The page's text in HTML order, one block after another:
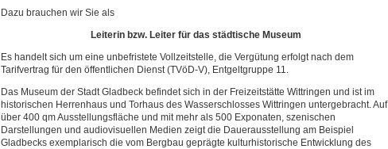
Dazu brauchen wir Sie als
Leiterin bzw. Leiter für das städtische Museum
Es handelt sich um eine unbefristete Vollzeitstelle, die Vergütung erfolgt nach dem
Tarifvertrag für den öffentlichen Dienst (TVöD-V), Entgeltgruppe 11.
Das Museum der Stadt Gladbeck befindet sich in der Freizeitstätte Wittringen und ist im
historischen Herrenhaus und Torhaus des Wasserschlosses Wittringen untergebracht. Auf
über 400 qm Ausstellungsfläche und mit mehr als 500 Exponaten, szenischen
Darstellungen und audiovisuellen Medien zeigt die Dauerausstellung am Beispiel
Gladbecks exemplarisch die vom Bergbau geprägte kulturhistorische Entwicklung des